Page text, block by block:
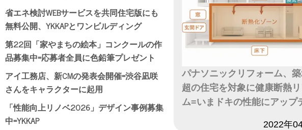
パナソニックリフォーム、
超の住宅を対象に健康断熱
ム=いまドキの性能にアップ
2022年
省エネ検討WEBサービスを共同住宅版にも
無料公開、YKKAPとワンビルディング
第22回「家やまちの絵本」コンクールの作
品募集中=応募者全員に色鉛筆プレゼント
アイ工務店、新CMの発表会開催=渋谷凪咲
さんをキャラクターに起用
「性能向上リノベ2026」デザイン事例募集
中=YKKAP